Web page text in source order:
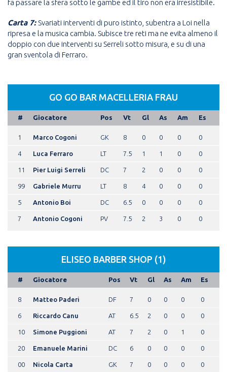
fa passare la sfera sotto le gambe ed il tiro non era irresistibile.
Carta 7: Svariati interventi di puro istinto, subentra a Loi nella
ripresa e la musica cambia. Subisce tre reti ma ne evita almeno il
doppio con due interventi su Serreli sotto misura, e su di una
gran sventola di Ferraro.
GO GO BAR MACELLERIA FRAU
# Giocatore Pos Vt Gl As Am Es
1 Marco Cogoni GK 8 0 0 0 0
4 Luca Ferraro LT 7.5 1 1 0 0
11 Pier Luigi Serreli DC 7 2 0 0 0
99 Gabriele Murru LT 8 4 0 0 0
5 Antonio Boi DC 6.5 0 0 0 0
7 Antonio Cogoni PV 7.5 2 3 0 0
ELISEO BARBER SHOP (1)
# Giocatore Pos Vt Gl As Am Es
8 Matteo Paderi DF 7 0 0 0 0
6 Riccardo Canu AT 6.5 2 0 0 0
10 Simone Puggioni AT 7 2 0 1 0
20 Emanuele Marini DC 6 0 0 0 0
00 Nicola Carta GK 7 0 0 0 0